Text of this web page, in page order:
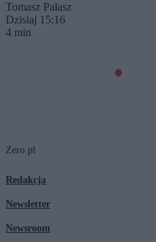
Tomasz Pałasz
Dzisiaj 15:16
4 min
Zero.pl
Redakcja
Newsletter
Newsroom